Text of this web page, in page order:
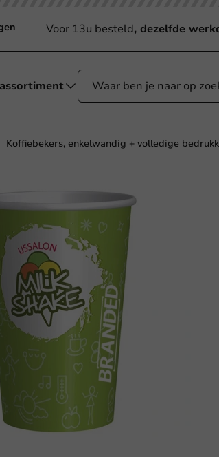
Voor 13u besteld, dezelfde
Koffiebekers, enkelwandig + volledige